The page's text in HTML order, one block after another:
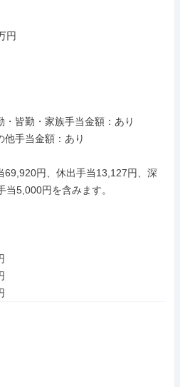
円
皆勤・家族手当金額：あり
他手当金額：あり
円、休出手当13,127円、深
5,000円を含みます。